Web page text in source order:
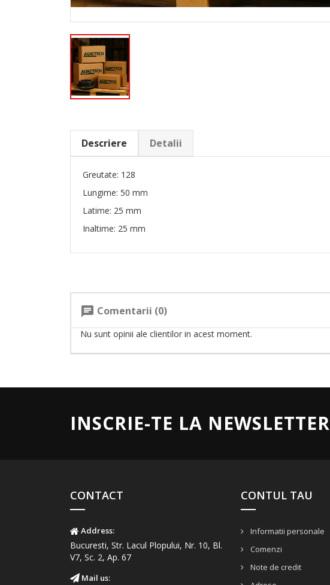
Descriere Detalii
Greutate: 128
Lungime: 50 mm
Latime: 25 mm
Inaltime: 25 mm
chat Comentarii (0)
Nu sunt opinii ale clientilor in acest moment.
INSCRIE-TE LA NEWSLETTER
CONTACT
Address:
Bucuresti, Str. Lacul Plopului, Nr. 10, Bl.
V7, Sc. 2, Ap. 67
Mail us:
CONTUL TAU
Informatii personale
Comenzi
Note de credit